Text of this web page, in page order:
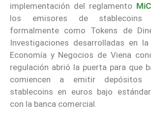
implementación del reglamento
los emisores de stablecoins
formalmente como Tokens de
Investigaciones desarrolladas en
Economía y Negocios de Viena
regulación abrió la puerta para que
comiencen a emitir depósitos
stablecoins en euros bajo
con la banca comercial.